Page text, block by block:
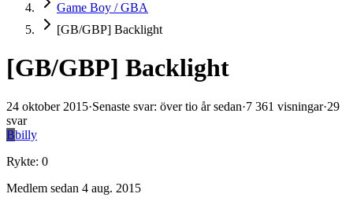
Game Boy / GBA
[GB/GBP] Backlight
[GB/GBP] Backlight
24 oktober 2015·Senaste svar: över tio år sedan·7 361 visningar·29
svar
Bbilly
Rykte: 0
Medlem sedan 4 aug. 2015